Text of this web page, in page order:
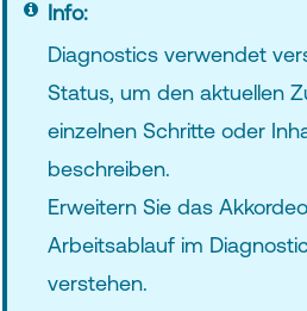
Info:
Diagnostics verwendet
Status, um den aktuellen
einzelnen Schritte oder
beschreiben.
Erweitern Sie das
Arbeitsablauf im
verstehen.